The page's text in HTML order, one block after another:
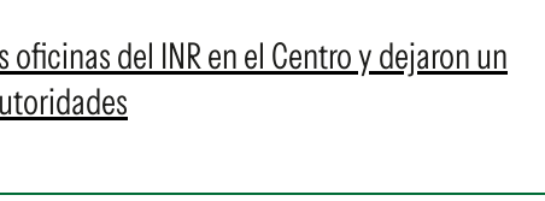
oficinas del INR en el Centro y dejaron un